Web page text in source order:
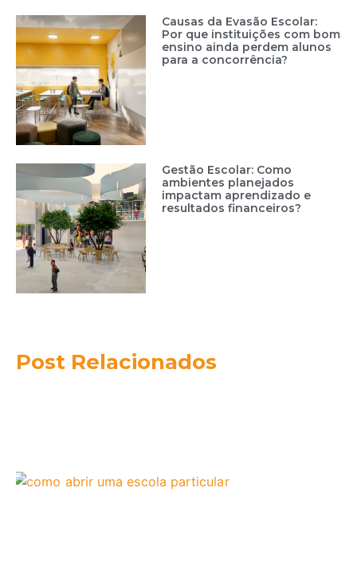
Causas da Evasão Escolar:
Por que instituições com bom
ensino ainda perdem alunos
para a concorrência?
Gestão Escolar: Como
ambientes planejados
impactam aprendizado e
resultados financeiros?
Post Relacionados